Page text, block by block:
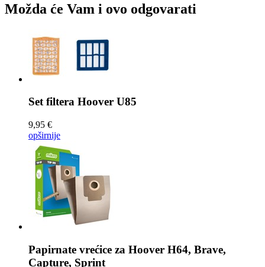
Možda će Vam i ovo odgovarati
Set filtera Hoover U85
9,95 €
opširnije
Papirnate vrećice za Hoover H64, Brave,
Capture, Sprint